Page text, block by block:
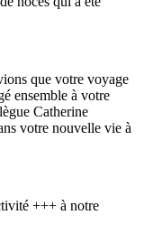
que votre voyage
ensemble à votre
Catherine
votre nouvelle vie à
+++ à notre